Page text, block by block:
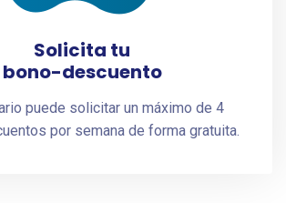
Solicita tu
bono-descuento
puede solicitar un máximo de 4
por semana de forma gratuita.